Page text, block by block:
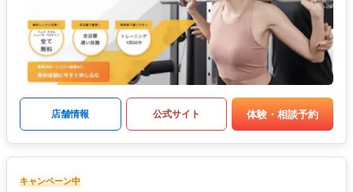
店舗情報 公式サイト 体験・相談予約
キャンペーン中